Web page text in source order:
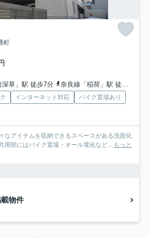
町
草」駅 徒歩7分
奈良線「稲荷」駅 徒歩12分
インターネット対応
バイク置場あり
なアイテムを収納できるスペースがある洗面化
用部にはバイク置場・オール電化など... もっと
物件